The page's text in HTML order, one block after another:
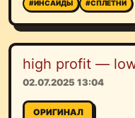
#ИНСАЙДЫ
#СПЛЕТНИ
high profit —
02.07.2025 13:04
ОРИГИНАЛ